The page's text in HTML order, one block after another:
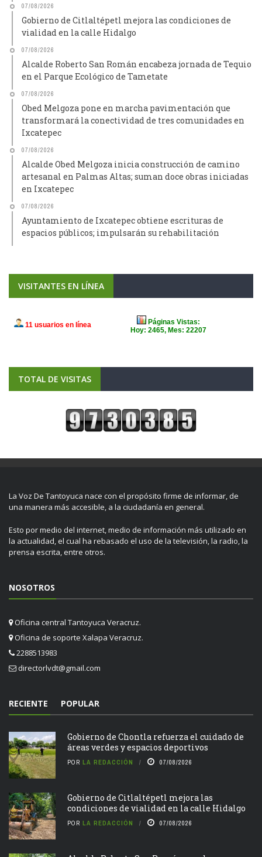
07/08/2026
Gobierno de Citlaltépetl mejora las condiciones de
vialidad en la calle Hidalgo
07/08/2026
Alcalde Roberto San Román encabeza jornada de Tequio
en el Parque Ecológico de Tametate
07/08/2026
Obed Melgoza pone en marcha pavimentación que
transformará la conectividad de tres comunidades en
Ixcatepec
07/08/2026
Alcalde Obed Melgoza inicia construcción de camino
artesanal en Palmas Altas; suman doce obras iniciadas
en Ixcatepec
07/08/2026
Ayuntamiento de Ixcatepec obtiene escrituras de
espacios públicos; impulsarán su rehabilitación
VISITANTES EN LÍNEA
TOTAL DE VISITAS
La Voz De Tantoyuca nace con el propósito firme de informar, de
una manera más accesible, a la ciudadanía en general.
Esto por medio del internet, medio de información más utilizado en
la actualidad, el cual ha rebasado el uso de la televisión, la radio, la
prensa escrita, entre otros.
NOSOTROS
Oficina central Tantoyuca Veracruz.
Oficina de soporte Xalapa Veracruz.
2288513983
directorlvdt@gmail.com
RECIENTE POPULAR
Gobierno de Chontla refuerza el cuidado de
áreas verdes y espacios deportivos
POR LA REDACCIÓN 07/08/2026
Gobierno de Citlaltépetl mejora las
condiciones de vialidad en la calle Hidalgo
POR LA REDACCIÓN 07/08/2026